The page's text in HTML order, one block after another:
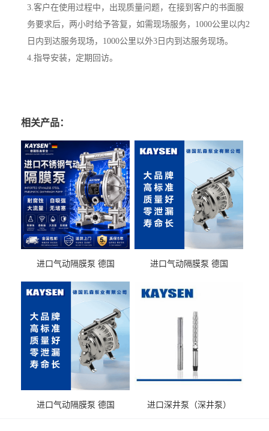
3.客户在使用过程中，出现质量问题，在接到客户的书面服
务要求后，两小时给予答复，如需现场服务，1000公里以内2
日内到达服务现场，1000公里以外3日内到达服务现场。
4.指导安装，定期回访。
相关产品：
进口气动隔膜泵 德国
送气动泵
进口气动隔膜泵 德国
输送
进口气动隔膜泵 德国
进口深井泵（深井泵）